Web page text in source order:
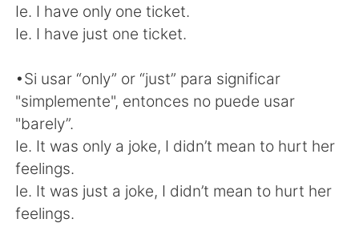
Ie. I have only one ticket.
Ie. I have just one ticket.
•Si usar “only” or “just” para significar
"simplemente", entonces no puede usar
"barely”.
Ie. It was only a joke, I didn’t mean to hurt her
feelings.
Ie. It was just a joke, I didn’t mean to hurt her
feelings.